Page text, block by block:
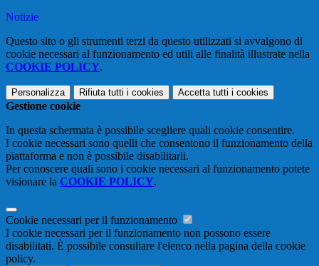
Notizie
Questo sito o gli strumenti terzi da questo utilizzati si avvalgono di
cookie necessari al funzionamento ed utili alle finalità illustrate nella
COOKIE POLICY.
Personalizza Rifiuta tutti i cookies Accetta tutti i cookies
Gestione cookie
In questa schermata è possibile scegliere quali cookie consentire.
I cookie necessari sono quelli che consentono il funzionamento della
piattaforma e non è possibile disabilitarli.
Per conoscere quali sono i cookie necessari al funzionamento potete
visionare la COOKIE POLICY.
Cookie necessari per il funzionamento
I cookie necessari per il funzionamento non possono essere
disabilitati. È possibile consultare l'elenco nella pagina della cookie
policy.